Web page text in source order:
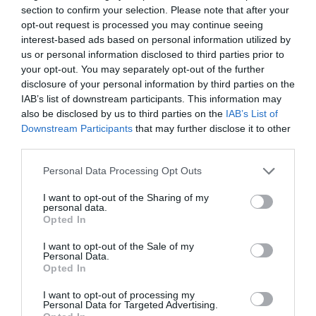
section to confirm your selection. Please note that after your
opt-out request is processed you may continue seeing
interest-based ads based on personal information utilized by
us or personal information disclosed to third parties prior to
your opt-out. You may separately opt-out of the further
disclosure of your personal information by third parties on the
IAB’s list of downstream participants. This information may
also be disclosed by us to third parties on the IAB’s List of
Downstream Participants that may further disclose it to other
Personal Data Processing Opt Outs
I want to opt-out of the Sharing of my
personal data.
Opted In
I want to opt-out of the Sale of my
Personal Data.
Opted In
I want to opt-out of processing my
Personal Data for Targeted Advertising.
neocomunitari care sunt prezenţi în număr mare în
localitate, scrie şi Il Gazzettino. Este vorba în special
de comunitatea română, care numără 1040 de
rezidenţi, şi de cetăţenii bulgari, aceştia din urmă în
număr mai mic. Biroul Electoral, coordonat de Silvano
Fadel, lucrează deja de câteva săptămâni pentru a
electorale ale tuturor alegătorilor – explică Fadel. Un
cetăţenilor comunitari de a prezenta cerere specială
pentru înscrierea pe listele pentru alegerea
primarului”.
semnificativă din oraş. Sosirea românilor a cunoscut